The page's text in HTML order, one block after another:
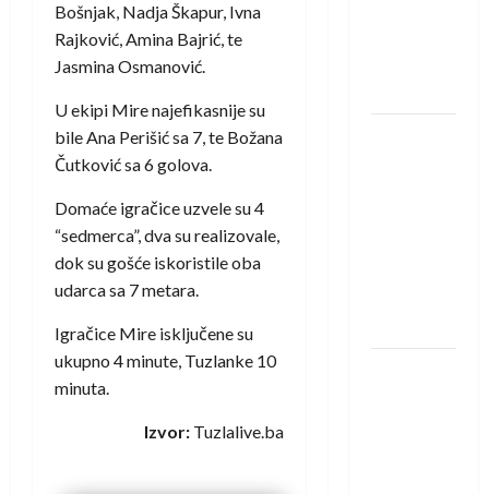
Bošnjak, Nadja Škapur, Ivna
Rajković, Amina Bajrić, te
Jasmina Osmanović.
U ekipi Mire najefikasnije su
bile Ana Perišić sa 7, te Božana
Čutković sa 6 golova.
Domaće igračice uzvele su 4
“sedmerca”, dva su realizovale,
dok su gošće iskoristile oba
udarca sa 7 metara.
Igračice Mire isključene su
ukupno 4 minute, Tuzlanke 10
minuta.
Izvor: Tuzlalive.ba